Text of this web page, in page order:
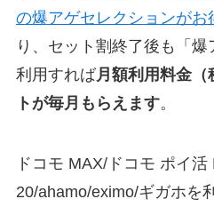
の爆アゲセレクションがお
り、セット割終了後も「
利用すれば月額利用料金（
トが毎月もらえます。
ドコモ MAX/ドコモ ポイ
20/ahamo/eximo/ギガホを